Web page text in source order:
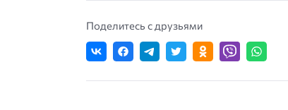
Поделитесь с друзьями